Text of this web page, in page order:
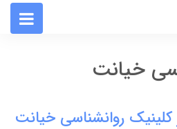
خیانت
روانشناسی خیانت